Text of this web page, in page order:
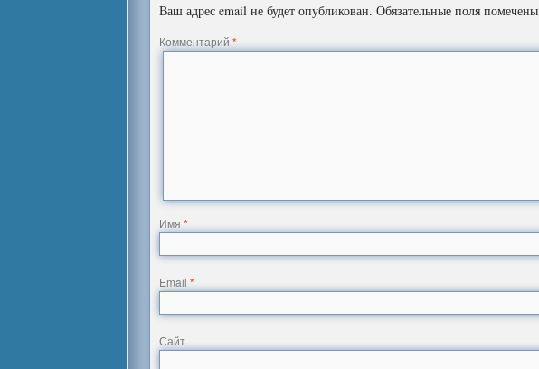
Ваш адрес email не будет опубликован. Обязательные поля помечены
Комментарий*
Имя*
Email*
Сайт